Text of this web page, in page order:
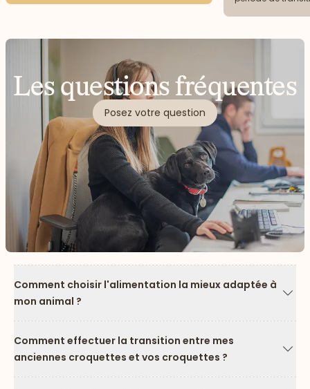
Les questions fréquentes
Posez votre question
Comment choisir l'alimentation la mieux adaptée à
mon animal ?
Comment effectuer la transition entre mes
anciennes croquettes et vos croquettes ?